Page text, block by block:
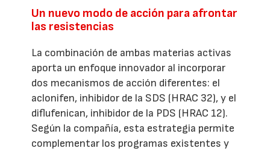
Un nuevo modo de acción para afrontar
las resistencias
La combinación de ambas materias activas
aporta un enfoque innovador al incorporar
dos mecanismos de acción diferentes: el
aclonifen, inhibidor de la SDS (HRAC 32), y el
diflufenican, inhibidor de la PDS (HRAC 12).
Según la compañía, esta estrategia permite
complementar los programas existentes y